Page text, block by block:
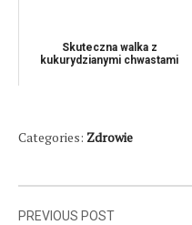
Skuteczna walka z
kukurydzianymi chwastami
Categories: Zdrowie
Nawigacja
PREVIOUS POST